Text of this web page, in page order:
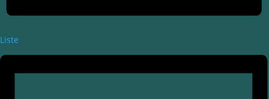
Liste